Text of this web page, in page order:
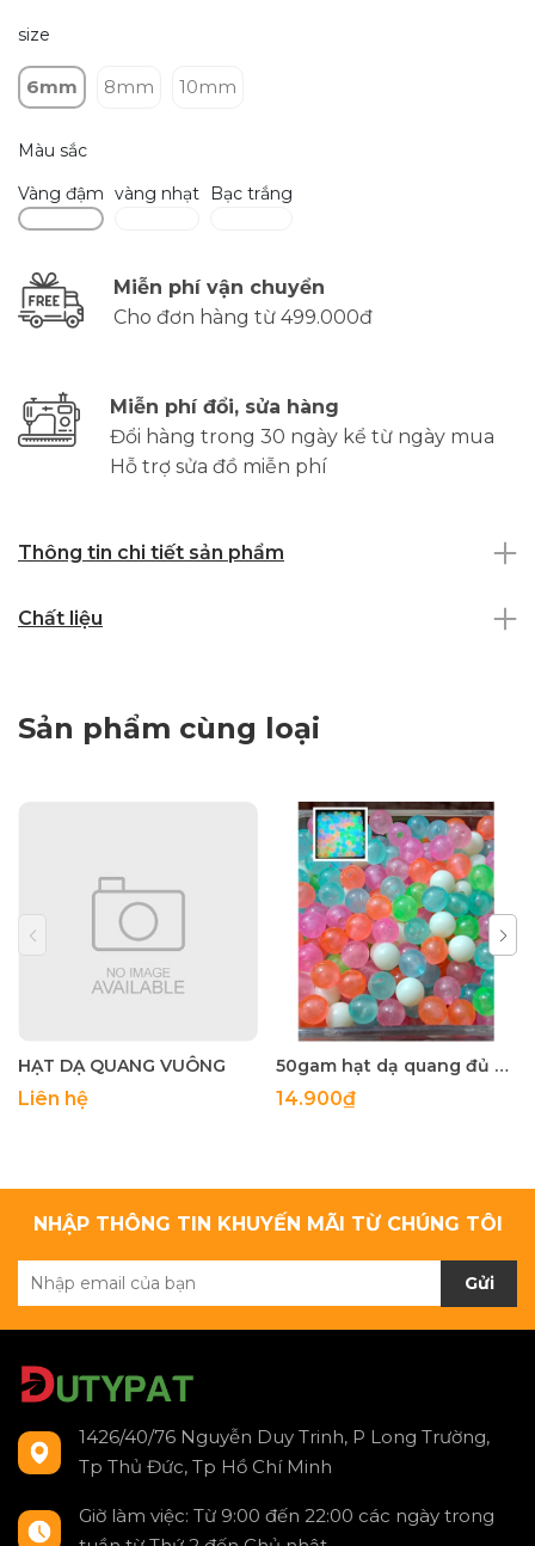
size
6mm 8mm 10mm
Màu sắc
Vàng đậm vàng nhạt Bạc trắng
Miễn phí vận chuyển
Cho đơn hàng từ 499.000đ
Miễn phí đổi, sửa hàng
Đổi hàng trong 30 ngày kể từ ngày mua
Hỗ trợ sửa đồ miễn phí
Thông tin chi tiết sản phẩm
Chất liệu
Sản phẩm cùng loại
HẠT DẠ QUANG VUÔNG
Liên hệ
50gam hạt dạ quang đủ màu 6mm, 8mm, 10mm, 12mm, hạt nhựa tròn
14.900₫
NHẬP THÔNG TIN KHUYẾN MÃI TỪ CHÚNG TÔI
Gửi
1426/40/76 Nguyễn Duy Trinh, P Long Trường,
Tp Thủ Đức, Tp Hồ Chí Minh
Giờ làm việc: Từ 9:00 đến 22:00 các ngày trong